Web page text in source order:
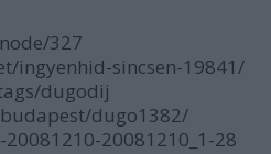
327
ingyenhid-sincsen-19841/
dugodij
dugo1382/
20081210_1-28